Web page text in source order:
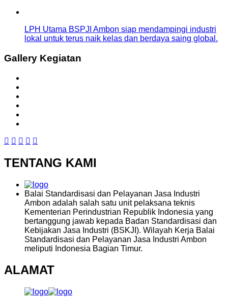
LPH Utama BSPJI Ambon siap mendampingi industri
lokal untuk terus naik kelas dan berdaya saing global.
Gallery Kegiatan
TENTANG KAMI
Balai Standardisasi dan Pelayanan Jasa Industri
Ambon adalah salah satu unit pelaksana teknis
Kementerian Perindustrian Republik Indonesia yang
bertanggung jawab kepada Badan Standardisasi dan
Kebijakan Jasa Industri (BSKJI). Wilayah Kerja Balai
Standardisasi dan Pelayanan Jasa Industri Ambon
meliputi Indonesia Bagian Timur.
ALAMAT